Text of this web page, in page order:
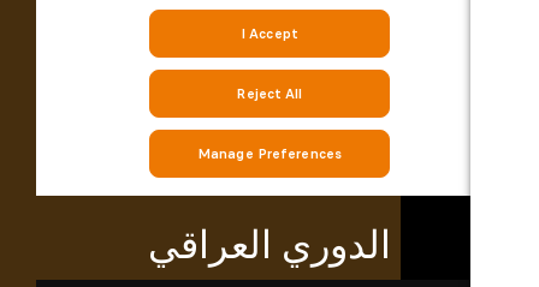
الدوري العراقي